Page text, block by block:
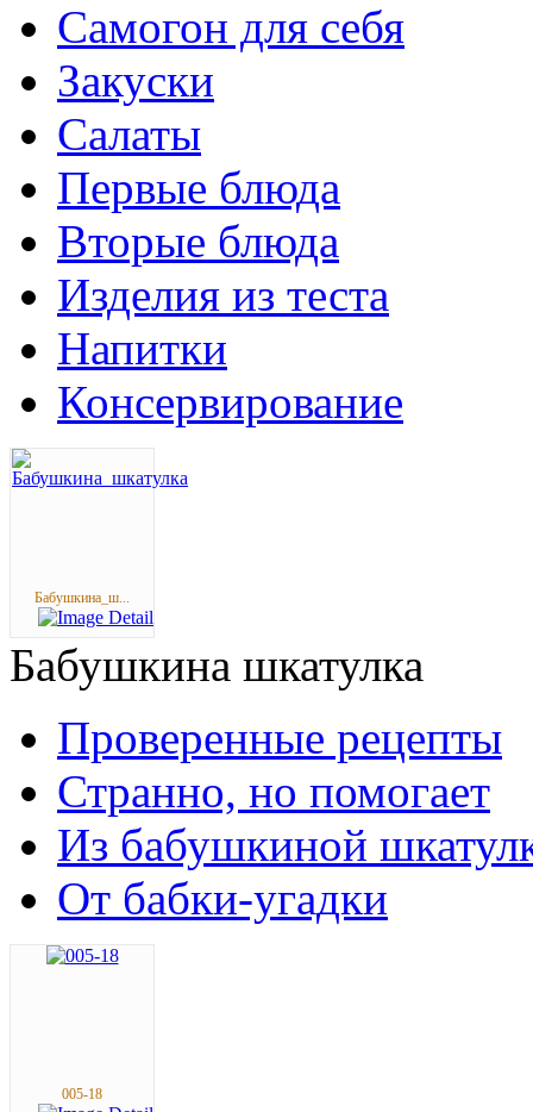
Самогон для себя
Закуски
Салаты
Первые блюда
Вторые блюда
Изделия из теста
Напитки
Консервирование
Бабушкина_ш...
Бабушкина шкатулка
Проверенные рецепты
Странно, но помогает
Из бабушкиной
От бабки-угадки
005-18